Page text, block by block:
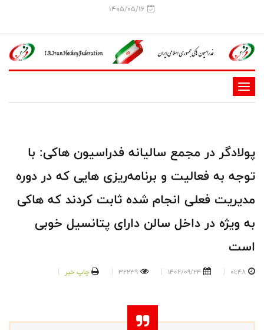
1405/05/16
-
-
-
-
پولادگر در مجمع سالیانه فدراسیون هاکی: با
توجه به فعالیت و برنامه‌ریزی هایی که در دوره
مدیریت فعلی انجام شده ثابت کردند که هاکی
به ویژه در داخل سالن دارای پتانسیل خوبی
است
01:48
1402/09/24
32239 چاپ خبر